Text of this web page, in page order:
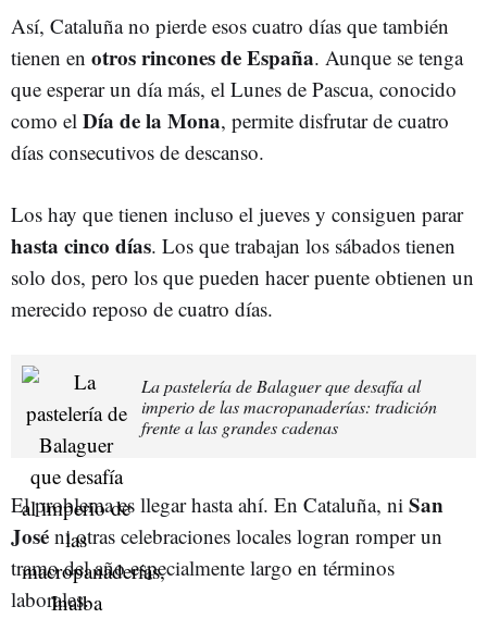
Así, Cataluña no pierde esos cuatro días que también
tienen en otros rincones de España. Aunque se tenga
que esperar un día más, el Lunes de Pascua, conocido
como el Día de la Mona, permite disfrutar de cuatro
días consecutivos de descanso.
Los hay que tienen incluso el jueves y consiguen parar
hasta cinco días. Los que trabajan los sábados tienen
solo dos, pero los que pueden hacer puente obtienen un
merecido reposo de cuatro días.
La pastelería de Balaguer que desafía al
imperio de las macropanaderías: tradición
frente a las grandes cadenas
El problema es llegar hasta ahí. En Cataluña, ni San
José ni otras celebraciones locales logran romper un
tramo del año especialmente largo en términos
laborales.